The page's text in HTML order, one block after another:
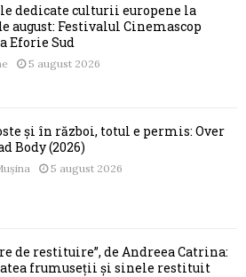
dedicate culturii europene la
august: Festivalul Cinemascop
Eforie Sud
5 august 2026
și în război, totul e permis: Over
Body (2026)
5 august 2026
de restituire”, de Andreea Catrina:
frumuseții și sinele restituit